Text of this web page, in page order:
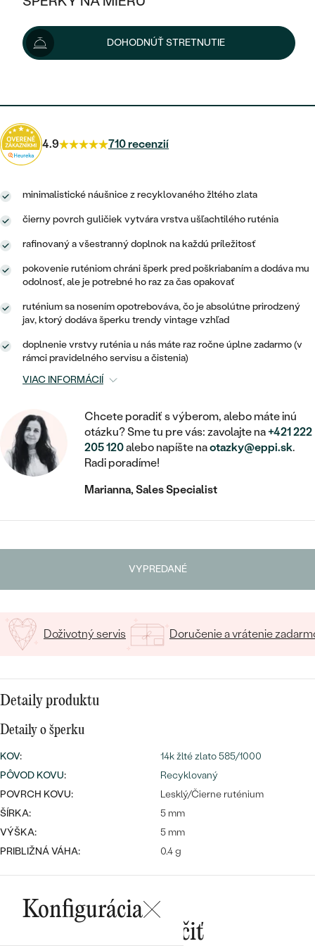
KOMBINOVANÉ ZLATO
PODĽA ŠTÝLU
ETERNITY
VINTAGE
NETRADIČNÉ
TEPANÉ
RUČNE RYTÉ
S VÝPLŇOU
SVADOBNÉ SETY
PODĽA CENY
CENOVO DOSTUPNÉ
LUXUSNÉ
Najpredávanejšie
svadobné
obrúčky
POSTRANNÉ DRAHOKAMY
HALO
VINTAGE
SET ZÁSNUBNÉHO PRSTEŇA A
ZAČAŤ S PRSTEŇOM
ZAČAŤ S DIAMANTOM
ZAČAŤ S LABGROWN DIAMANTOM
ZAČAŤ S FAREBNÝM DIAMANTOM
PODĽA DRAHOKAMU
DIAMANT
LAB GROWN DIAMANT
FAREBNÝ DIAMANT
SALT AND PEPPER DIAMANT
PODĽA MATERIÁLU
ZLATO
PLATINA
STRIEBRO
VÝPREDAJ
ŠPERKY ČO POMÁHAJÚ
PODĽA TYPU
NÁUŠNICE
PRSTENE
PRÍVESKY
NÁRAMKY
SETY
PÁNSKE ŠPERKY
DETSKÉ ŠPERKY
BROŠNE
PODĽA MATERIÁLU
ZLATÉ
PLATINOVÉ
PODĽA DRAHOKAMU
S DIAMANTMI
S LAB GROWN DIAMANTMI
S PERLAMI
PODĽA ŠTÝLU
PERSONALIZOVANÉ
SYMBOLICKÉ
PODĽA PRÍLEŽITOSTI
PLATINOVÉ
NAPICHOVACIE
KRUHOVÉ
MINIMALISTICKÉ
VISIACE
V TVARE SRDCA
DETSKÉ
PIERCING
S DIAMANTMI
S DRAHOKAMAMI
PODĽA CENY
CENOVO DOSTUPNÉ
ZLATÉ
STRIEBORNÉ
PODĽA ŠTÝLU
SOLITÉR
NARODENIE DIEŤAŤA
PERSONALIZOVANÉ
SO ZNAMENÍM ZVEROKRUHU
MINIMALISTICKÉ
MEDAILÓNY
RETIAZKY
SO ZVIERATAMI
PODĽA DRAHOKAMU
S DRAHOKAMAMI
PODĽA CENY
LUXUSNÉ
VÝPREDAJ
ZLATÉ
STRIEBORNÉ
PODĽA ŠTÝLU
ETERNITY
MINIMALISTICKÉ
STATEMENT
PEČATNÉ
PERSONALIZOVANÉ
PODĽA DRAHOKAMU
S DIAMANTMI
S DRAHOKAMAMI
LUXUSNÉ
DOHODNÚŤ STRETNUTIE
124 €
Možnosti doručenia
4.9 710 recenzií
minimalistické náušnice z recyklovaného žltého zlata
čierny povrch guličiek vytvára vrstva ušľachtilého ruténia
rafinovaný a všestranný doplnok na každú príležitosť
pokovenie ruténiom chráni šperk pred poškriabaním a dodáva mu
odolnosť, ale je potrebné ho raz za čas opakovať
ruténium sa nosením opotrebováva, čo je absolútne prirodzený
jav, ktorý dodáva šperku trendy vintage vzhľad
doplnenie vrstvy ruténia u nás máte raz ročne úplne zadarmo (v
rámci pravidelného servisu a čistenia)
VIAC INFORMÁCIÍ
Chcete poradiť s výberom, alebo máte inú
otázku? Sme tu pre vás: zavolajte na+421 222
205 120alebo napíšte naotazky@eppi.sk.
Radi poradíme!
Marianna, Sales Specialist
VYPREDANÉ
Doživotný servis Doručenie a vrátenie
Detaily produktu
Detaily o šperku
KOV:
14k žlté zlato 585/1000
PÔVOD KOVU:
Recyklovaný
POVRCH KOVU:
Lesklý/Čierne ruténium
ŠÍRKA:
5 mm
VÝŠKA:
5 mm
PRIBLIŽNÁ VÁHA:
0.4 g
Konfigurácia
Mohlo by sa vám páčiť